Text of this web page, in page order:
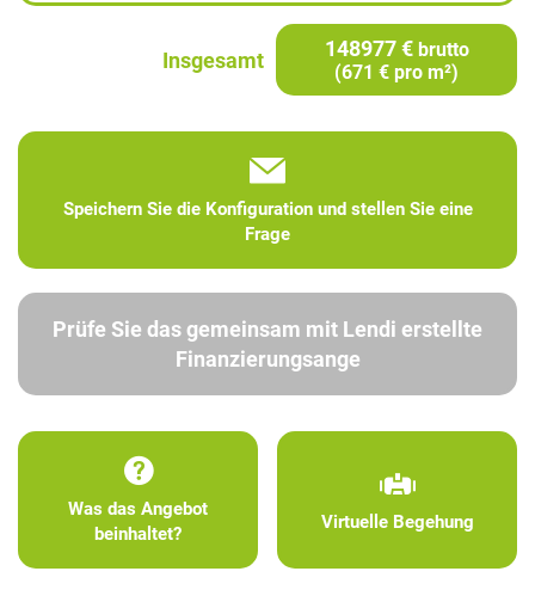
Insgesamt 148977 € brutto
(671 € pro m²)
Speichern Sie die Konfiguration und stellen Sie eine
Frage
Prüfe Sie das gemeinsam mit Lendi erstellte
Finanzierungsange
Was das Angebot
beinhaltet?
Virtuelle Begehung